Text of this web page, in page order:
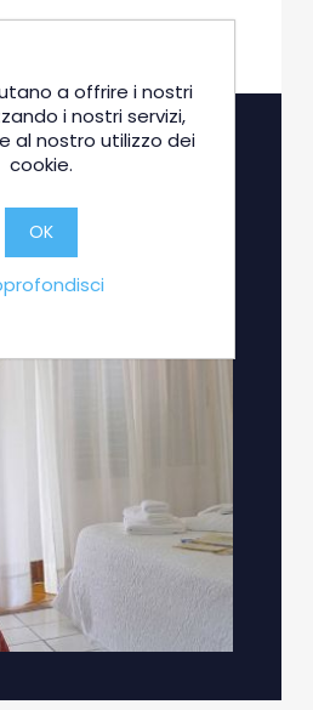
a offrire i nostri
i nostri servizi,
al nostro utilizzo dei
cookie.
OK